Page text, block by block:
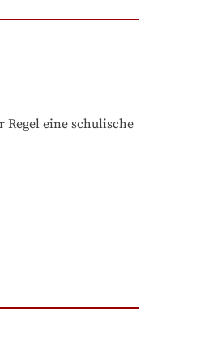
Regel eine schulische